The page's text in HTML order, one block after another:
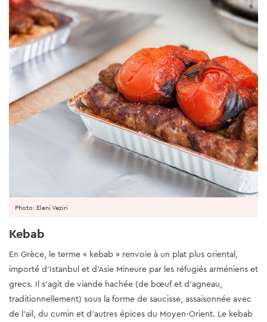
Kebab
En Grèce, le terme « kebab » renvoie à un plat plus oriental,
importé d’Istanbul et d’Asie Mineure par les réfugiés arméniens et
grecs. Il s’agit de viande hachée (de bœuf et d’agneau,
traditionnellement) sous la forme de saucisse, assaisonnée avec
de l’ail, du cumin et d’autres épices du Moyen-Orient. Le kebab
Photo: Eleni Veziri